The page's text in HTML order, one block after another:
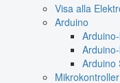
Visa alla
Arduino
Arduino